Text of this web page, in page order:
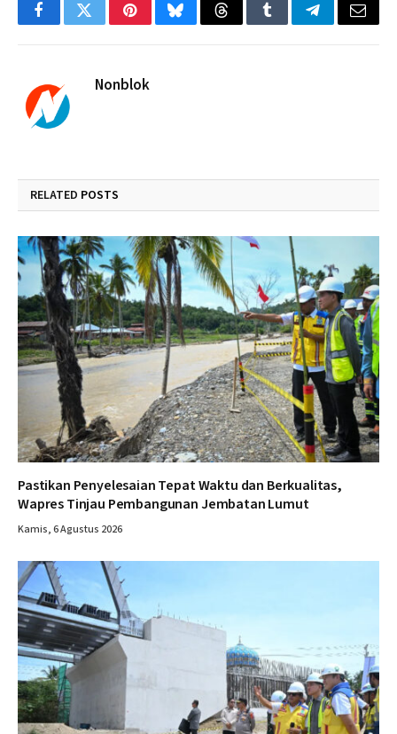
FacebookTwitterPinterestBlueskyThreadsTumblrTelegramEmail
Nonblok
RELATED POSTS
Pastikan Penyelesaian Tepat Waktu dan Berkualitas,
Wapres Tinjau Pembangunan Jembatan Lumut
Kamis, 6 Agustus 2026